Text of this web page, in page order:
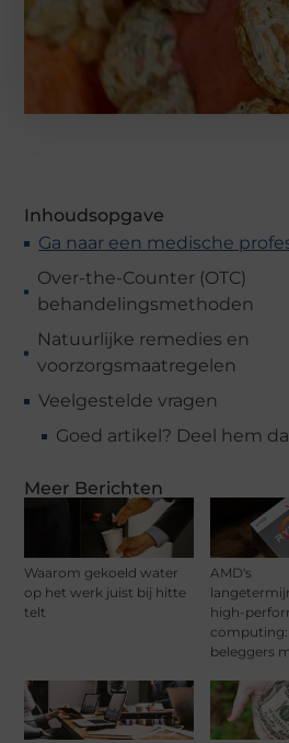
Inhoudsopgave
Ga naar een medische
Over-the-Counter (OTC)
behandelingsmethoden
Natuurlijke remedies en
voorzorgsmaatregelen
Veelgestelde vragen
Goed artikel? Deel hem
Meer Berichten
Waarom gekoeld water
op het werk juist bij hitte
telt
AMD's
high-
beleggers